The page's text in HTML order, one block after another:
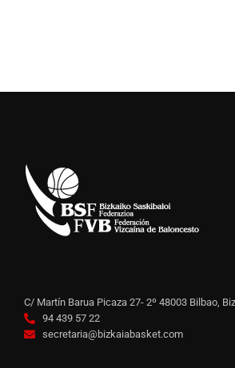
C/ Martín Barua Picaza 27- 2º 48003 Bilbao,
94 439 57 22
secretaria@bizkaiabasket.com